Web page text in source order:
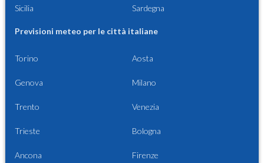
Sicilia Sardegna
Previsioni meteo per le città italiane
Torino Aosta
Genova Milano
Trento Venezia
Trieste Bologna
Ancona Firenze